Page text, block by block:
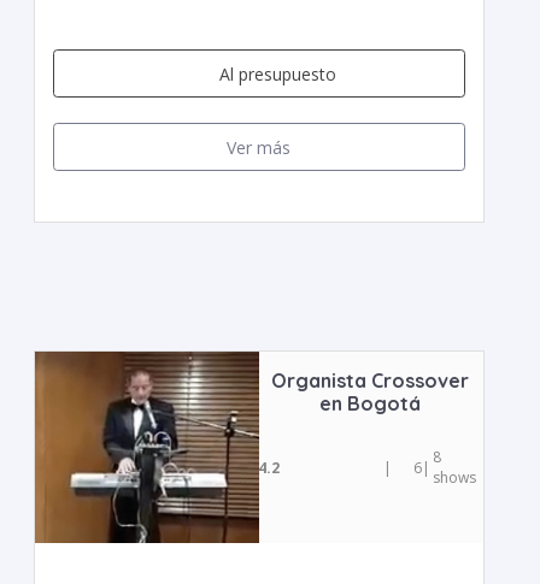
Al presupuesto
Ver más
Organista Crossover
en Bogotá
4.2 | 6| 8
shows